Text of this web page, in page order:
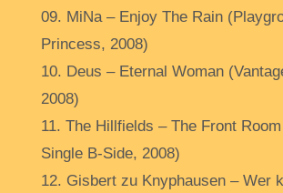
09. MiNa – Enjoy The Rain
Princess, 2008)
10. Deus – Eternal Woman
2008)
11. The Hillfields – The Front
Single B-Side, 2008)
12. Gisbert zu Knyphausen – Wer